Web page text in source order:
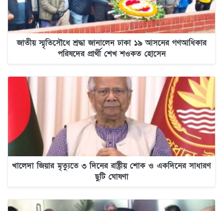
জাতীয় স্মৃতিসৌধে শ্রদ্ধা জানালেন ঢাকা ১৯ আসনের গণআধিকার
পরিষদের প্রার্থী শেখ শওকত হোসেন
খালেদা জিয়ার মৃত্যুতে ৩ দিনের রাষ্ট্রীয় শোক ও একদিনের সাধারণ
ছুটি ঘোষণা